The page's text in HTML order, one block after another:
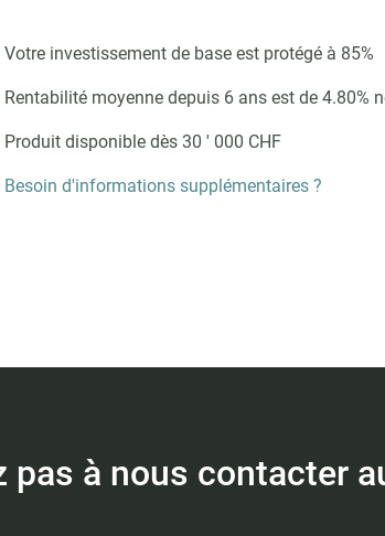
Votre investissement de base est protégé à 85%
Rentabilité moyenne depuis 6 ans est de 4.80%
Produit disponible dès 30 ' 000 CHF
Besoin d'informations supplémentaires ?
pas à nous contacter